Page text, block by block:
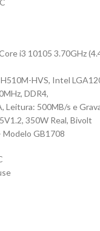
i3 10105 3.70GHz
H510M-HVS, Intel
DDR4,
Leitura: 500MB/s e
350W Real, Bivolt
GB1708